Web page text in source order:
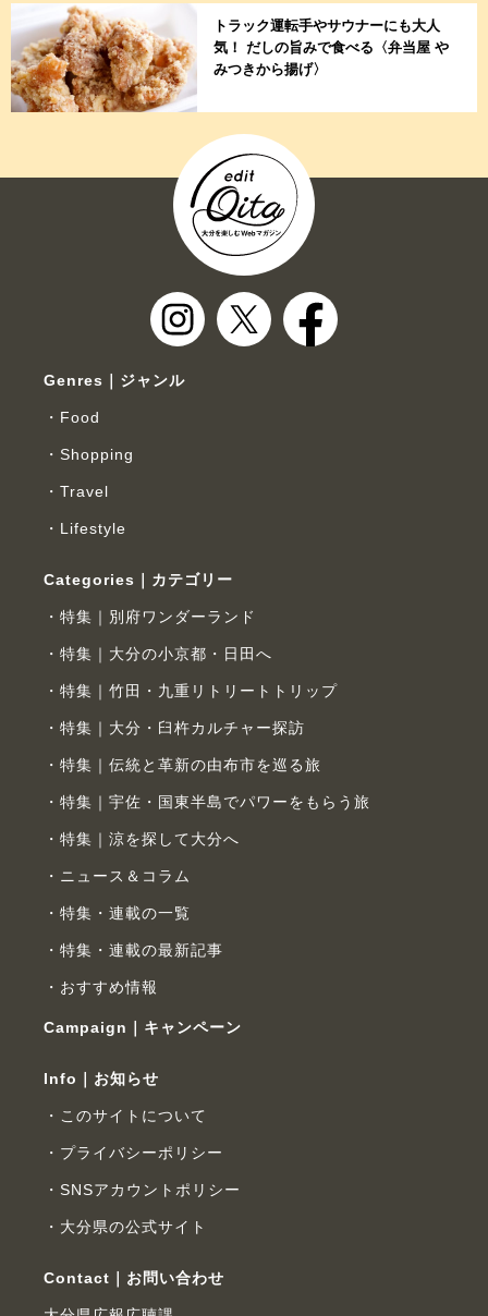
トラック運転手やサウナーにも大人
気！ だしの旨みで食べる〈弁当屋 や
みつきから揚げ〉
Genres｜ジャンル
Food
Shopping
Travel
Lifestyle
Categories｜カテゴリー
特集｜別府ワンダーランド
特集｜大分の小京都・日田へ
特集｜竹田・九重リトリートトリップ
特集｜大分・臼杵カルチャー探訪
特集｜伝統と革新の由布市を巡る旅
特集｜宇佐・国東半島でパワーをもらう旅
特集｜涼を探して大分へ
ニュース＆コラム
特集・連載の一覧
特集・連載の最新記事
おすすめ情報
Campaign｜キャンペーン
Info｜お知らせ
このサイトについて
プライバシーポリシー
SNSアカウントポリシー
大分県の公式サイト
Contact｜お問い合わせ